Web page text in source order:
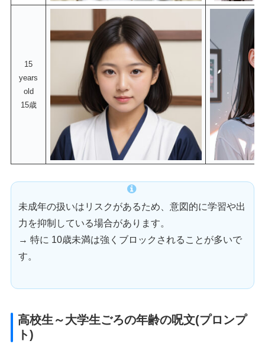
15
years
old
15歳
未成年の扱いはリスクがあるため、意図的に学習や出
力を抑制している場合があります。
→ 特に 10歳未満は強くブロックされることが多いで
す。
高校生～大学生ごろの年齢の呪文(プロンプ
ト)